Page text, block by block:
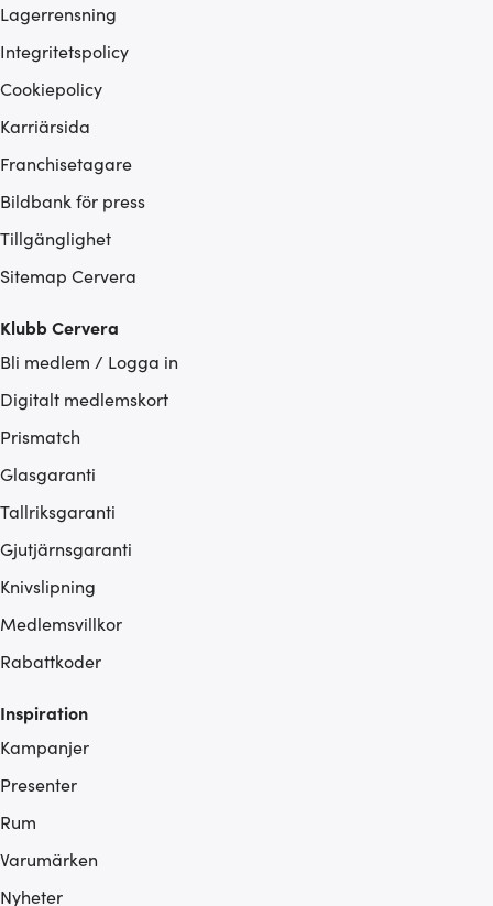
Lagerrensning
Integritetspolicy
Cookiepolicy
Karriärsida
Franchisetagare
Bildbank för press
Tillgänglighet
Sitemap Cervera
Klubb Cervera
Bli medlem / Logga in
Digitalt medlemskort
Prismatch
Glasgaranti
Tallriksgaranti
Gjutjärnsgaranti
Knivslipning
Medlemsvillkor
Rabattkoder
Inspiration
Kampanjer
Presenter
Rum
Varumärken
Nyheter